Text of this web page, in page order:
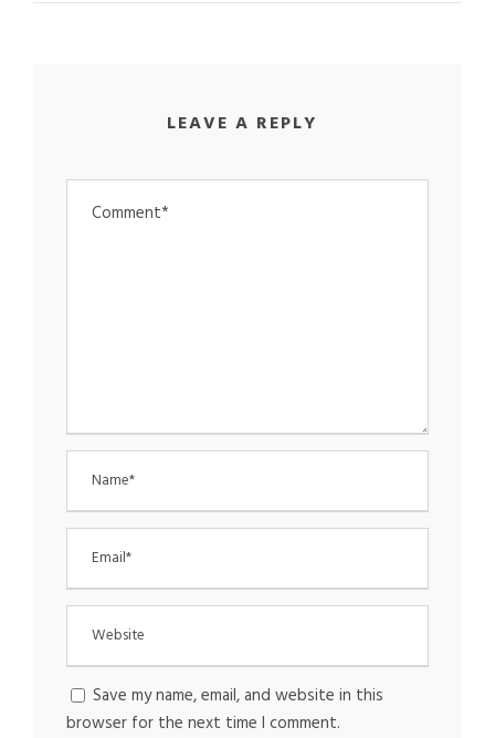
LEAVE A REPLY
Save my name, email, and website in this
browser for the next time I comment.